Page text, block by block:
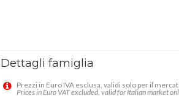
Dettagli famiglia
Prezzi in Euro IVA esclusa, validi solo per il
Prices in Euro VAT excluded, valid for Italian market